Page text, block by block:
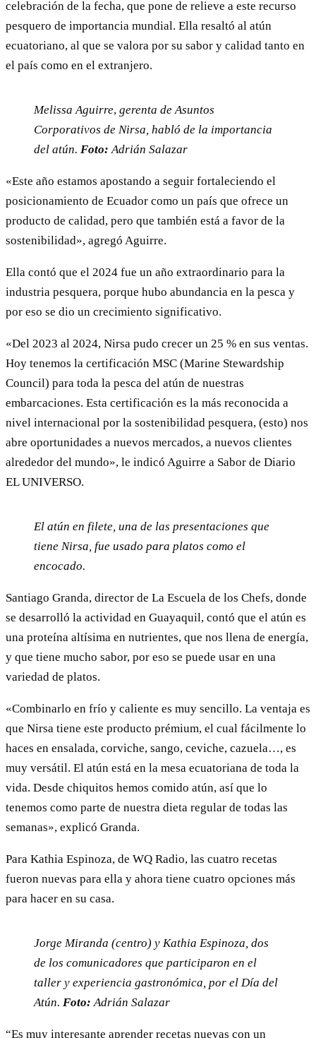
celebración de la fecha, que pone de relieve a este recurso
pesquero de importancia mundial. Ella resaltó al atún
ecuatoriano, al que se valora por su sabor y calidad tanto en
el país como en el extranjero.
Melissa Aguirre, gerenta de Asuntos
Corporativos de Nirsa, habló de la importancia
del atún. Foto: Adrián Salazar
«Este año estamos apostando a seguir fortaleciendo el
posicionamiento de Ecuador como un país que ofrece un
producto de calidad, pero que también está a favor de la
sostenibilidad», agregó Aguirre.
Ella contó que el 2024 fue un año extraordinario para la
industria pesquera, porque hubo abundancia en la pesca y
por eso se dio un crecimiento significativo.
«Del 2023 al 2024, Nirsa pudo crecer un 25 % en sus ventas.
Hoy tenemos la certificación MSC (Marine Stewardship
Council) para toda la pesca del atún de nuestras
embarcaciones. Esta certificación es la más reconocida a
nivel internacional por la sostenibilidad pesquera, (esto) nos
abre oportunidades a nuevos mercados, a nuevos clientes
alrededor del mundo», le indicó Aguirre a Sabor de Diario
EL UNIVERSO.
El atún en filete, una de las presentaciones que
tiene Nirsa, fue usado para platos como el
encocado.
Santiago Granda, director de La Escuela de los Chefs, donde
se desarrolló la actividad en Guayaquil, contó que el atún es
una proteína altísima en nutrientes, que nos llena de energía,
y que tiene mucho sabor, por eso se puede usar en una
variedad de platos.
«Combinarlo en frío y caliente es muy sencillo. La ventaja es
que Nirsa tiene este producto prémium, el cual fácilmente lo
haces en ensalada, corviche, sango, ceviche, cazuela…, es
muy versátil. El atún está en la mesa ecuatoriana de toda la
vida. Desde chiquitos hemos comido atún, así que lo
tenemos como parte de nuestra dieta regular de todas las
semanas», explicó Granda.
Para Kathia Espinoza, de WQ Radio, las cuatro recetas
fueron nuevas para ella y ahora tiene cuatro opciones más
para hacer en su casa.
Jorge Miranda (centro) y Kathia Espinoza, dos
de los comunicadores que participaron en el
taller y experiencia gastronómica, por el Día del
Atún. Foto:Adrián Salazar
“Es muy interesante aprender recetas nuevas con un